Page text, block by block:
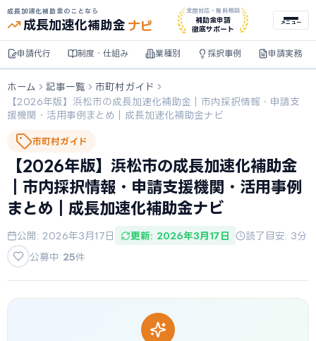
成長加速化補助金のことなら
成長加速化補助金 ナビ
全国対応・無料相談
補助金申請
徹底サポート
メニュー
申請代行 制度・仕組み 業種別 採択事例 申請実務
ホーム 記事一覧
市町村ガイド
【2026年版】浜松市の成長加速化補助金｜市内採択情報・申請支
援機関・活用事例まとめ｜成長加速化補助金ナビ
市町村ガイド
【2026年版】浜松市の成長加速化補助金
｜市内採択情報・申請支援機関・活用事例
まとめ｜成長加速化補助金ナビ
公開: 2026年3月17日 更新: 2026年3月17日
読了目安: 3分
公募中 25件